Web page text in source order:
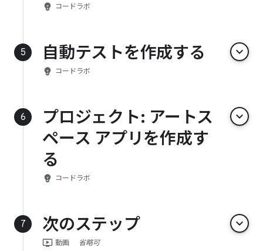
emoji_objects コードラボ
5 自動テストを作成する keyboard_arrow_down
emoji_objects コードラボ
6
プロジェクト: アートス
ペース アプリを作成す
る
keyboard_arrow_down
emoji_objects コードラボ
7 次のステップ keyboard_arrow_down
ondemand_video 動画 省略可